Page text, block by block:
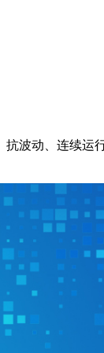
波动、连续运